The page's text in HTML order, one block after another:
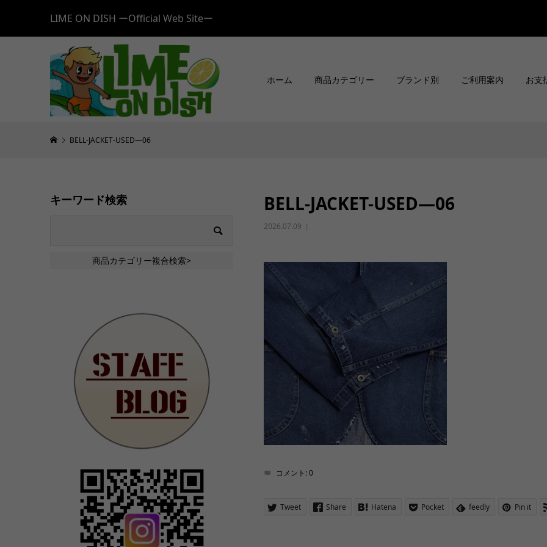
LIME ON DISH ーOfficial Web Siteー
ホーム 商品カテゴリー ブランド別 ご利用案内 お支
BELL-JACKET-USED—06
BELL-JACKET-USED—06
2026.07.09
コメント:0
Tweet Share Hatena Pocket feedly Pin it
キーワード検索
商品カテゴリー複合検索>